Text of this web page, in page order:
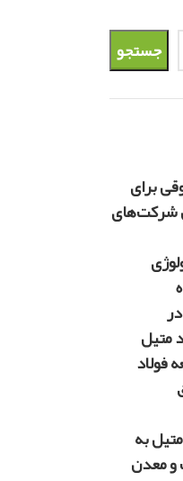
جستجو
برای
شرکت‌های
متیل
فولاد
به
معدن